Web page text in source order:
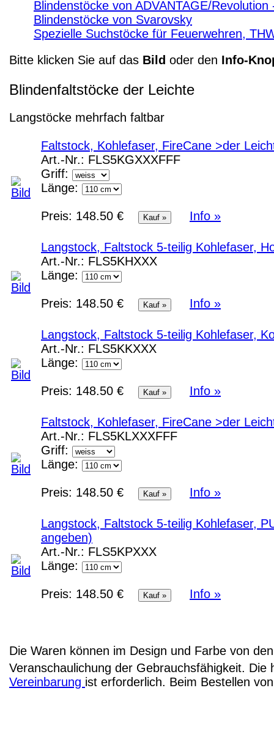
Blindenstöcke von ADVANTAGE/Revolution
Blindenstöcke von Svarovsky
Spezielle Suchstöcke für Feuerwehren,
Bitte klicken Sie auf das Bild oder den Info-
Blindenfaltstöcke der Leichte
Langstöcke mehrfach faltbar
Faltstock, Kohlefaser, FireCane >der
Art.-Nr.: FLS5KGXXXFFF
Griff:
Länge:
Preis: 148.50 € Info »
Langstock, Faltstock 5-teilig Kohlefaser,
Art.-Nr.: FLS5KHXXX
Länge:
Preis: 148.50 € Info »
Langstock, Faltstock 5-teilig Kohlefaser,
Art.-Nr.: FLS5KKXXX
Länge:
Preis: 148.50 € Info »
Faltstock, Kohlefaser, FireCane >der
Art.-Nr.: FLS5KLXXXFFF
Griff:
Länge:
Preis: 148.50 € Info »
Langstock, Faltstock 5-teilig Kohlefaser,
angeben)
Art.-Nr.: FLS5KPXXX
Länge:
Preis: 148.50 € Info »
Die Waren können im Design und Farbe von
Veranschaulichung der Gebrauchsfähigkeit.
Vereinbarung ist erforderlich. Beim Bestellen